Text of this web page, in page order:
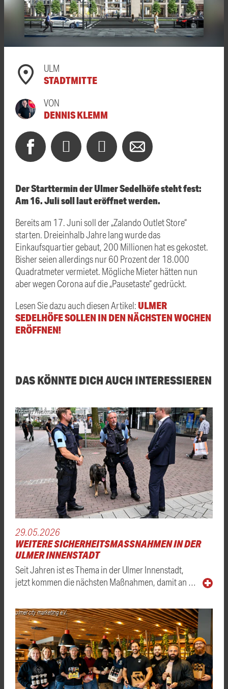
ULM
STADTMITTE
VON
DENNIS KLEMM
Der Starttermin der Ulmer Sedelhöfe steht fest:
Am 16. Juli soll laut eröffnet werden.
Bereits am 17. Juni soll der „Zalando Outlet Store“
starten. Dreieinhalb Jahre lang wurde das
Einkaufsquartier gebaut, 200 Millionen hat es gekostet.
Bisher seien allerdings nur 60 Prozent der 18.000
Quadratmeter vermietet. Mögliche Mieter hätten nun
aber wegen Corona auf die „Pausetaste“ gedrückt.
Lesen Sie dazu auch diesen Artikel:ULMER
SEDELHÖFE SOLLEN IN DEN NÄCHSTEN WOCHEN
ERÖFFNEN!
DAS KÖNNTE DICH AUCH INTERESSIEREN
Thomas Heckmann
29.05.2026
WEITERE SICHERHEITSMASSNAHMEN IN DER U
LMER INNENSTADT
Seit Jahren ist es Thema in der Ulmer Innenstadt,
jetzt kommen die nächsten Maßnahmen, damit an …
ulmer city marketing e.V.